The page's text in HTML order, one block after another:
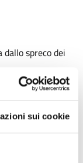
sui cookie
spreco dei